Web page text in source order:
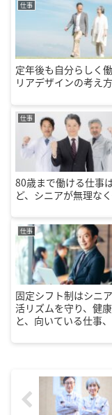
仕事
定年後も自分らしく
リアデザインの考え
仕事
80歳まで働ける仕事
ど、シニアが無理な
仕事
固定シフト制はシニ
活リズムを守り、健
と、向いている仕事